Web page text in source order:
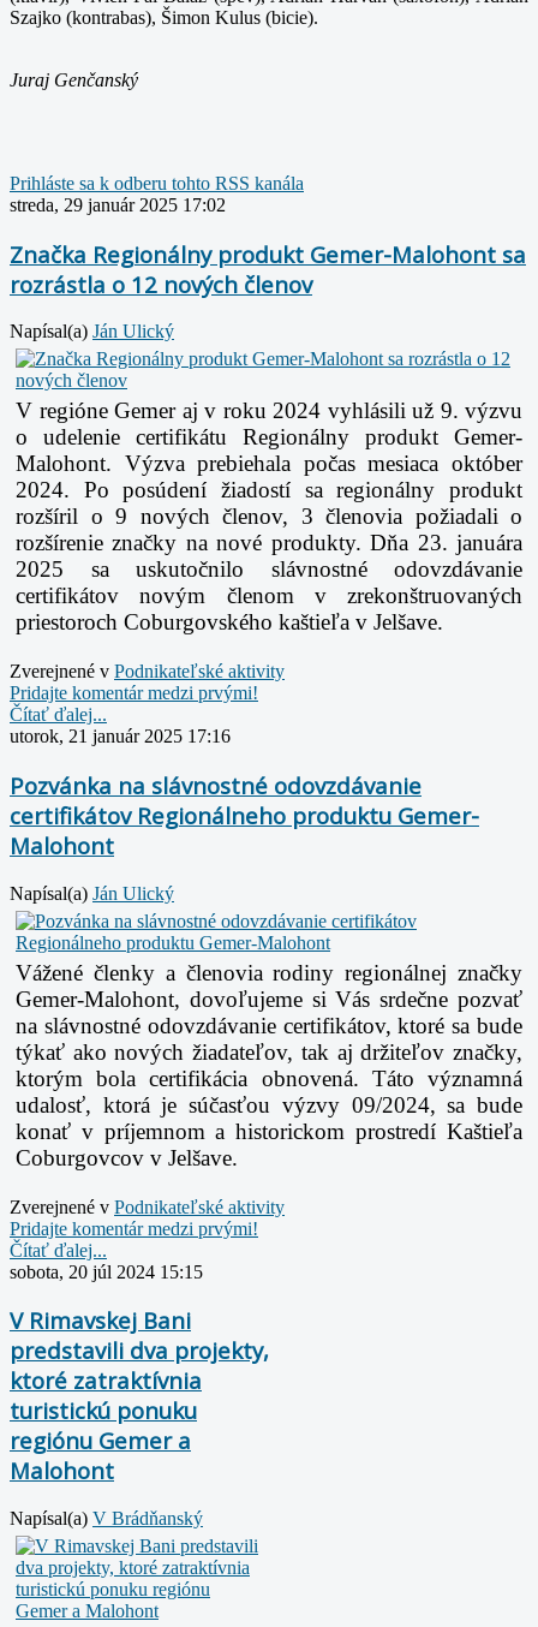
Szajko (kontrabas), Šimon Kulus (bicie).
Juraj Genčanský
Prihláste sa k odberu tohto RSS kanála
streda, 29 január 2025 17:02
Značka Regionálny produkt Gemer-Malohont sa
rozrástla o 12 nových členov
Napísal(a) Ján Ulický
V regióne Gemer aj v roku 2024 vyhlásili už 9. výzvu
o udelenie certifikátu Regionálny produkt Gemer-
Malohont. Výzva prebiehala počas mesiaca október
2024. Po posúdení žiadostí sa regionálny produkt
rozšíril o 9 nových členov, 3 členovia požiadali o
rozšírenie značky na nové produkty. Dňa 23. januára
2025 sa uskutočnilo slávnostné odovzdávanie
certifikátov novým členom v zrekonštruovaných
priestoroch Coburgovského kaštieľa v Jelšave.
Zverejnené v Podnikateľské aktivity
Pridajte komentár medzi prvými!
Čítať ďalej...
utorok, 21 január 2025 17:16
Pozvánka na slávnostné odovzdávanie
certifikátov Regionálneho produktu Gemer-
Malohont
Napísal(a) Ján Ulický
Vážené členky a členovia rodiny regionálnej značky
Gemer-Malohont, dovoľujeme si Vás srdečne pozvať
na slávnostné odovzdávanie certifikátov, ktoré sa bude
týkať ako nových žiadateľov, tak aj držiteľov značky,
ktorým bola certifikácia obnovená. Táto významná
udalosť, ktorá je súčasťou výzvy 09/2024, sa bude
konať v príjemnom a historickom prostredí Kaštieľa
Coburgovcov v Jelšave.
Zverejnené v Podnikateľské aktivity
Pridajte komentár medzi prvými!
Čítať ďalej...
sobota, 20 júl 2024 15:15
V Rimavskej Bani
predstavili dva projekty,
ktoré zatraktívnia
turistickú ponuku
regiónu Gemer a
Malohont
Napísal(a) V Brádňanský